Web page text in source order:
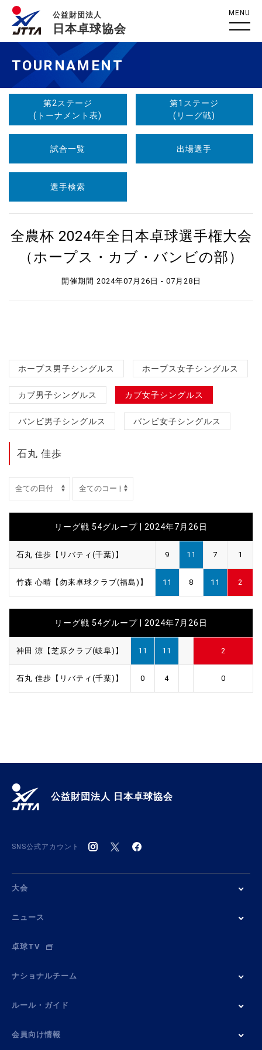
公益財団法人
日本卓球協会
MENU
TOURNAMENT
第2ステージ
(トーナメント表)
第1ステージ
(リーグ戦)
試合一覧 出場選手
選手検索
全農杯 2024年全日本卓球選手権大会
（ホープス・カブ・バンビの部）
開催期間 2024年07月26日 - 07月28日
ホープス男子シングルス ホープス女子シングルス
カブ男子シングルス カブ女子シングルス
バンビ男子シングルス バンビ女子シングルス
石丸 佳歩
リーグ戦 54グループ | 2024年7月26日
石丸 佳歩【リバティ(千葉)】 9 11 7 1
竹森 心晴【勿来卓球クラブ(福島)】 11 8 11 2
リーグ戦 54グループ | 2024年7月26日
神田 涼【芝原クラブ(岐阜)】 11 11 2
石丸 佳歩【リバティ(千葉)】 0 4 0
公益財団法人 日本卓球協会
SNS公式アカウント
大会
ニュース
卓球TV
ナショナルチーム
ルール・ガイド
会員向け情報